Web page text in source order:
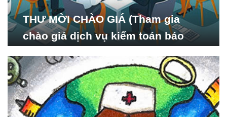
THƯ MỜI CHÀO GIÁ (Tham gia
chào giá dịch vụ kiểm toán báo
Nghiên cứu Phát triển Xã
hội_ISDS)